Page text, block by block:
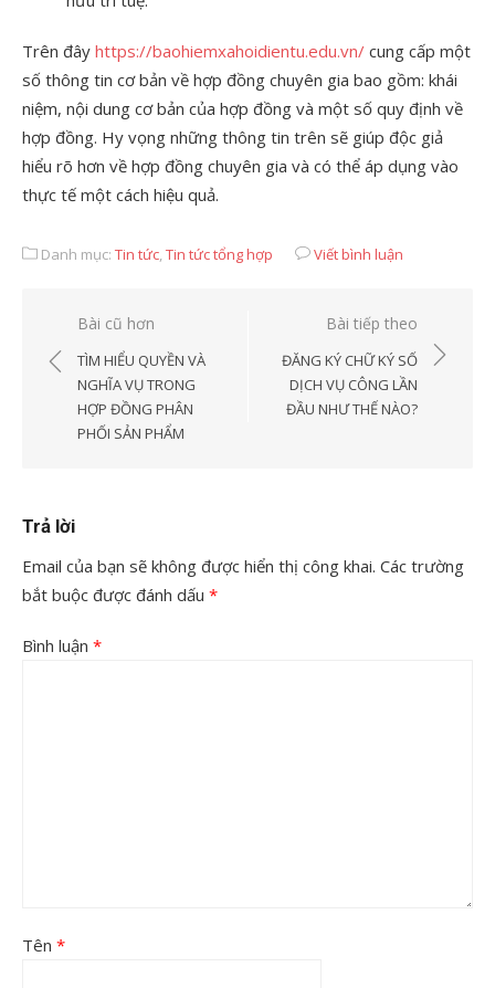
Trên đây https://baohiemxahoidientu.edu.vn/ cung cấp một
số thông tin cơ bản về hợp đồng chuyên gia bao gồm: khái
niệm, nội dung cơ bản của hợp đồng và một số quy định về
hợp đồng. Hy vọng những thông tin trên sẽ giúp độc giả
hiểu rõ hơn về hợp đồng chuyên gia và có thể áp dụng vào
thực tế một cách hiệu quả.
Danh mục: Tin tức,Tin tức tổng hợp Viết bình luận
Điều
hướng
viết
Bài cũ hơn
TÌM HIỂU QUYỀN VÀ
NGHĨA VỤ TRONG
HỢP ĐỒNG PHÂN
PHỐI SẢN PHẨM
Bài tiếp theo
ĐĂNG KÝ CHỮ KÝ SỐ
DỊCH VỤ CÔNG LẦN
ĐẦU NHƯ THẾ NÀO?
Trả lời
Email của bạn sẽ không được hiển thị công khai. Các trường
bắt buộc được đánh dấu *
Bình luận *
Tên *